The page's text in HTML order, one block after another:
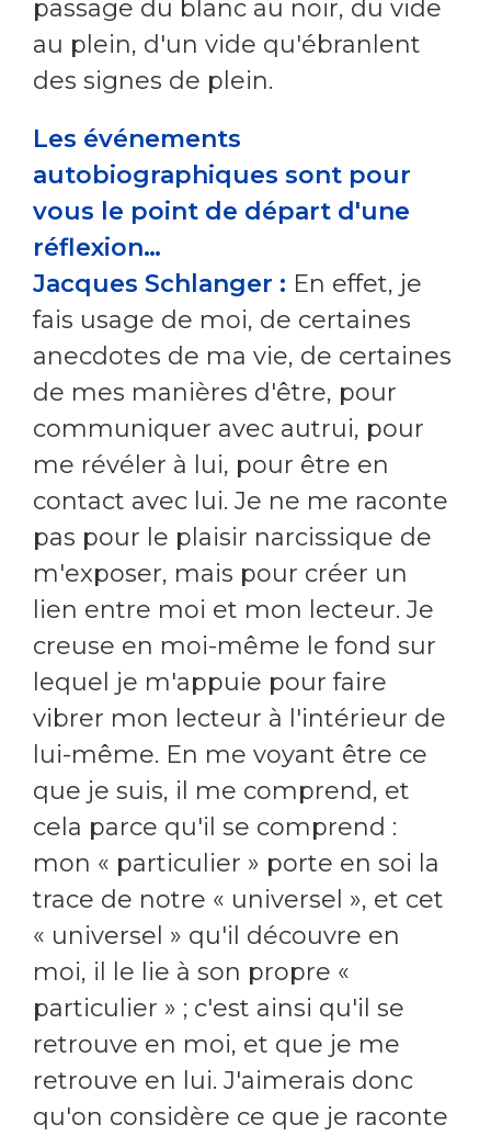
passage du blanc au noir, du vide
au plein, d'un vide qu'ébranlent
des signes de plein.
Les événements
autobiographiques sont pour
vous le point de départ d'une
réflexion…
Jacques Schlanger : En effet, je
fais usage de moi, de certaines
anecdotes de ma vie, de certaines
de mes manières d'être, pour
communiquer avec autrui, pour
me révéler à lui, pour être en
contact avec lui. Je ne me raconte
pas pour le plaisir narcissique de
m'exposer, mais pour créer un
lien entre moi et mon lecteur. Je
creuse en moi-même le fond sur
lequel je m'appuie pour faire
vibrer mon lecteur à l'intérieur de
lui-même. En me voyant être ce
que je suis, il me comprend, et
cela parce qu'il se comprend :
mon « particulier » porte en soi la
trace de notre « universel », et cet
« universel » qu'il découvre en
moi, il le lie à son propre «
particulier » ; c'est ainsi qu'il se
retrouve en moi, et que je me
retrouve en lui. J'aimerais donc
qu'on considère ce que je raconte